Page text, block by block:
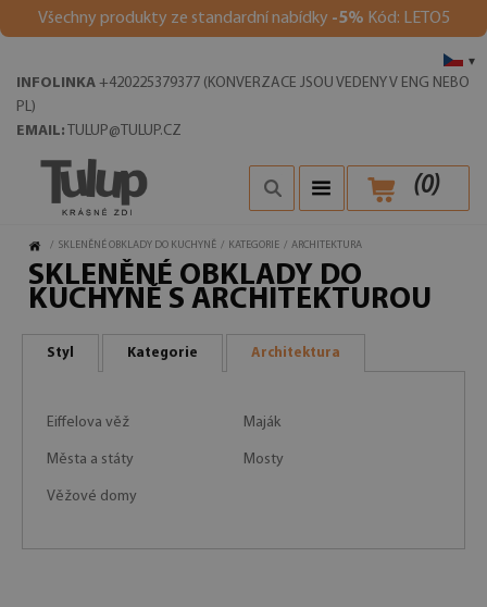
Všechny produkty ze standardní nabídky -5% Kód: LETO5
▾
INFOLINKA +420225379377 (KONVERZACE JSOU VEDENY V ENG NEBO
PL)
EMAIL: TULUP@TULUP.CZ
(0)
/ SKLENĚNÉ OBKLADY DO KUCHYNĚ / KATEGORIE / ARCHITEKTURA
SKLENĚNÉ OBKLADY DO
KUCHYNĚ S ARCHITEKTUROU
Styl Kategorie Architektura
Eiffelova věž Maják
Města a státy Mosty
Věžové domy